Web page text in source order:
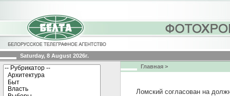
Saturday, 8 August 2026г.
Главная >
Ломский согласован на